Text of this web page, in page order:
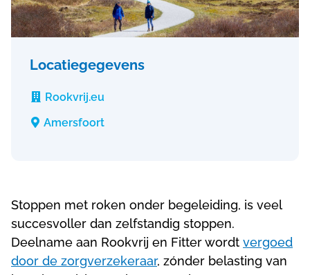
Locatiegegevens
 Rookvrij.eu
 Amersfoort
Stoppen met roken onder begeleiding, is veel
succesvoller dan zelfstandig stoppen.
Deelname aan Rookvrij en Fitter wordt vergoed
door de zorgverzekeraar, zónder belasting van